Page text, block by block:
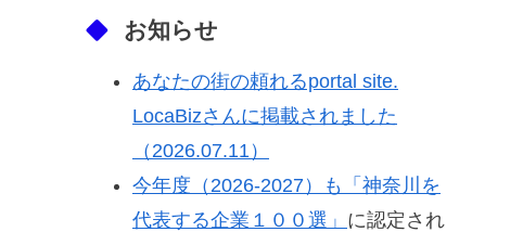
お知らせ
あなたの街の頼れるportal site.
LocaBizさんに掲載されました
（2026.07.11）
今年度（2026-2027）も「神奈川を
代表する企業１００選」 に認定され